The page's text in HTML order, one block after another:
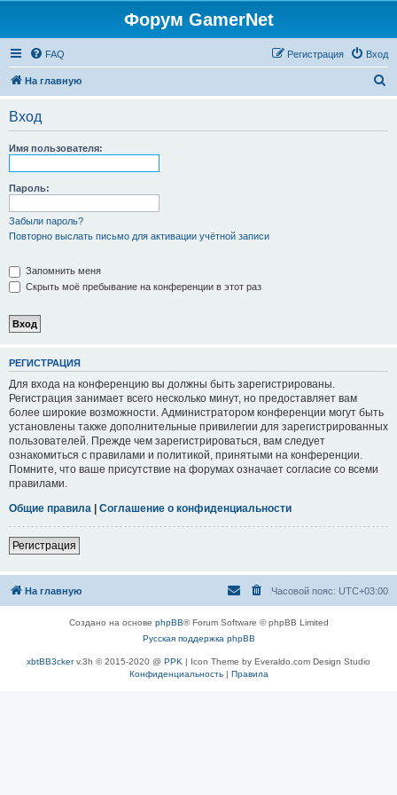
Форум GamerNet
FAQ Вход
Регистрация
На главную
Вход
Имя пользователя:
Пароль:
Забыли пароль?
Повторно выслать письмо для активации учётной записи
Запомнить меня
Скрыть моё пребывание на конференции в этот раз
РЕГИСТРАЦИЯ
Для входа на конференцию вы должны быть зарегистрированы.
Регистрация занимает всего несколько минут, но предоставляет вам
более широкие возможности. Администратором конференции могут быть
установлены также дополнительные привилегии для зарегистрированных
пользователей. Прежде чем зарегистрироваться, вам следует
ознакомиться с правилами и политикой, принятыми на конференции.
Помните, что ваше присутствие на форумах означает согласие со всеми
правилами.
Общие правила | Соглашение о конфиденциальности
Регистрация
На главную Часовой пояс: UTC+03:00
Создано на основе phpBB® Forum Software © phpBB Limited
Русская поддержка phpBB
xbtBB3ckerv.3h © 2015-2020 @ PPK | Icon Theme by Everaldo.com Design Studio
Конфиденциальность| Правила